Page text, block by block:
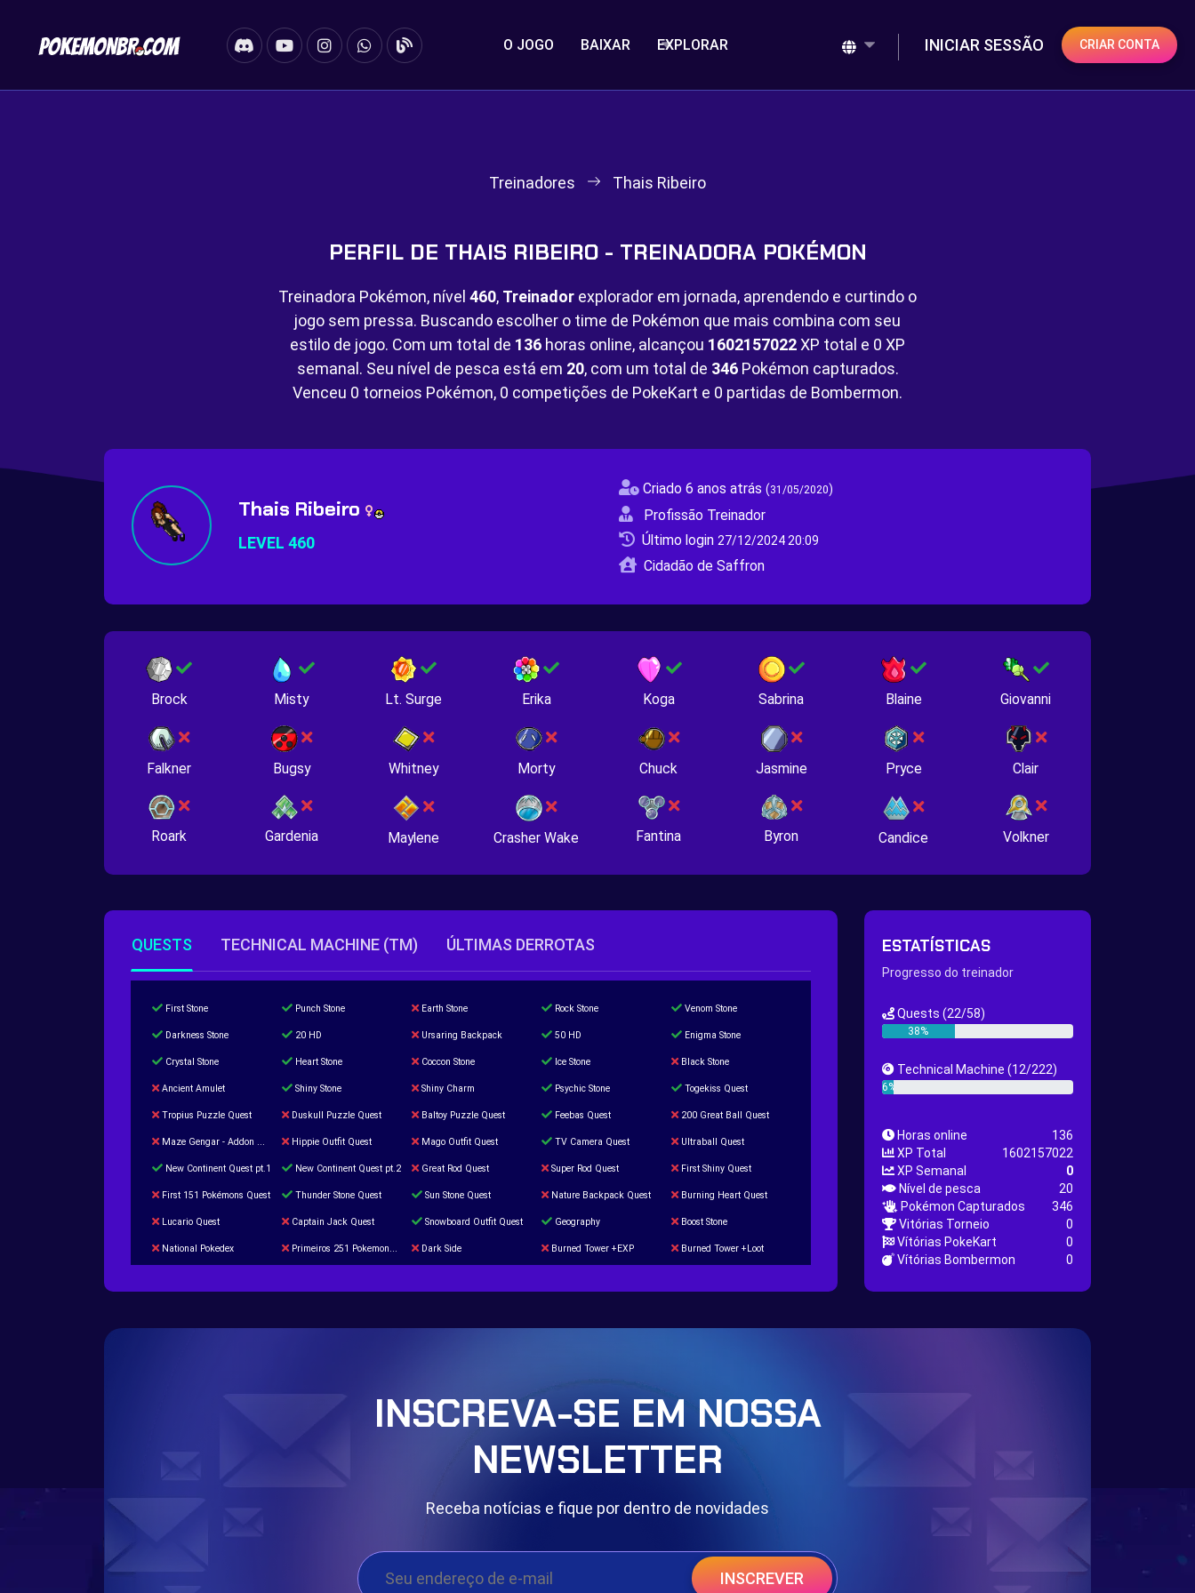
O JOGO BAIXAR EXPLORAR INICIAR SESSÃO CRIAR CONTA
Treinadores Thais Ribeiro
PERFIL DE THAIS RIBEIRO - TREINADORA POKÉMON
Treinadora Pokémon, nível 460, Treinador explorador em jornada, aprendendo e curtindo o
jogo sem pressa. Buscando escolher o time de Pokémon que mais combina com seu
estilo de jogo. Com um total de 136 horas online, alcançou 1602157022XP total e 0 XP
semanal. Seu nível de pesca está em 20, com um total de 346Pokémon capturados.
Venceu 0 torneios Pokémon, 0 competições de PokeKart e 0 partidas de Bombermon.
Thais Ribeiro
LEVEL 460
Criado 6 anos atrás (31/05/2020)
Profissão Treinador
Último login 27/12/2024 20:09
Cidadão de Saffron
Brock Misty Lt. Surge Erika Koga Sabrina Blaine Giovanni
Falkner Bugsy Whitney Morty Chuck Jasmine Pryce Clair
Roark Gardenia Maylene Crasher Wake Fantina Byron Candice Volkner
QUESTS TECHNICAL MACHINE (TM) ÚLTIMAS DERROTAS
First Stone Punch Stone Earth Stone Rock Stone Venom Stone
Darkness Stone 20 HD Ursaring Backpack 50 HD Enigma Stone
Crystal Stone Heart Stone Coccon Stone Ice Stone Black Stone
Ancient Amulet Shiny Stone Shiny Charm Psychic Stone Togekiss Quest
Tropius Puzzle Quest Duskull Puzzle Quest Baltoy Puzzle Quest Feebas Quest 200 Great Ball Quest
Maze Gengar - Addon Gengar Quest Hippie Outfit Quest Mago Outfit Quest TV Camera Quest Ultraball Quest
New Continent Quest pt.1 New Continent Quest pt.2 Great Rod Quest Super Rod Quest First Shiny Quest
First 151 Pokémons Quest Thunder Stone Quest Sun Stone Quest Nature Backpack Quest Burning Heart Quest
Lucario Quest Captain Jack Quest Snowboard Outfit Quest Geography Boost Stone
National Pokedex Primeiros 251 Pokemons na Pokedex Dark Side Burned Tower +EXP Burned Tower +Loot
ESTATÍSTICAS
Progresso do treinador
Quests (22/58)
38%
Technical Machine (12/222)
6%
Horas online
136
XP Total
1602157022
XP Semanal
0
Nível de pesca
20
Pokémon Capturados
346
Vitórias Torneio
0
Vítórias PokeKart
0
Vítórias Bombermon
0
INSCREVA-SE EM NOSSA
NEWSLETTER
Receba notícias e fique por dentro de novidades
INSCREVER